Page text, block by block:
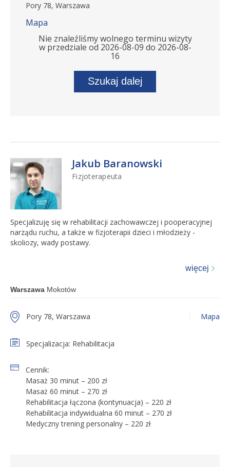
Pory 78, Warszawa
Mapa
Nie znaleźliśmy wolnego terminu wizyty
w przedziale od 2026-08-09 do 2026-08-
16
Szukaj dalej
Jakub Baranowski
Fizjoterapeuta
Specjalizuję się w rehabilitacji zachowawczej i pooperacyjnej
narządu ruchu, a także w fizjoterapii dzieci i młodzieży -
skoliozy, wady postawy.
więcej
Warszawa Mokotów
Pory 78, Warszawa Mapa
Specjalizacja: Rehabilitacja
Cennik:
Masaż 30 minut – 200 zł
Masaż 60 minut – 270 zł
Rehabilitacja łączona (kontynuacja) – 220 zł
Rehabilitacja indywidualna 60 minut – 270 zł
Medyczny trening personalny – 220 zł